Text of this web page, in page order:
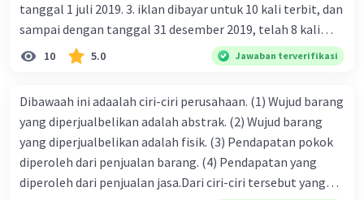
tanggal 1 juli 2019. 3. iklan dibayar untuk 10 kali terbit, dan
sampai dengan tanggal 31 desember 2019, telah 8 kali
terbit. 4. gaji terutang untuk periode berjalan sebesar
Rp800.000,00 dari data di atas, pencatatan jurnal pembalik
10 5.0 Jawaban terverifikasi
Dibawaah ini adaalah ciri-ciri perusahaan. (1) Wujud barang
yang diperjualbelikan adalah abstrak. (2) Wujud barang
yang diperjualbelikan adalah fisik. (3) Pendapatan pokok
diperoleh dari penjualan barang. (4) Pendapatan yang
diperoleh dari penjualan jasa.Dari ciri-ciri tersebut yang